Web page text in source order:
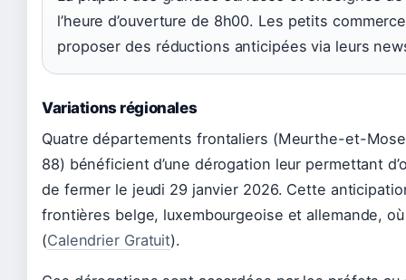
l’heure d’ouverture de 8h00. Les petits
proposer des réductions anticipées via leurs
Variations régionales
Quatre départements frontaliers (Meurthe-et-
88) bénéficient d’une dérogation leur permettant
de fermer le jeudi 29 janvier 2026. Cette
frontières belge, luxembourgeoise et allemande,
(Calendrier Gratuit).